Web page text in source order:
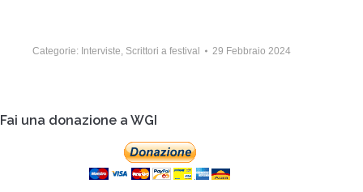
Categorie: Interviste Scrittori a festival 29 Febbraio 2024
Fai una donazione a WGI